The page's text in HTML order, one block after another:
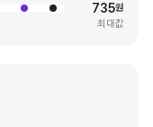
735원
최대값